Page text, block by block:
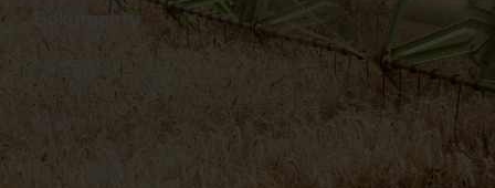
Dokumenty
Regulamin
Polityka prywatności
Reklamacje i zwroty
Dostawy
Płatności